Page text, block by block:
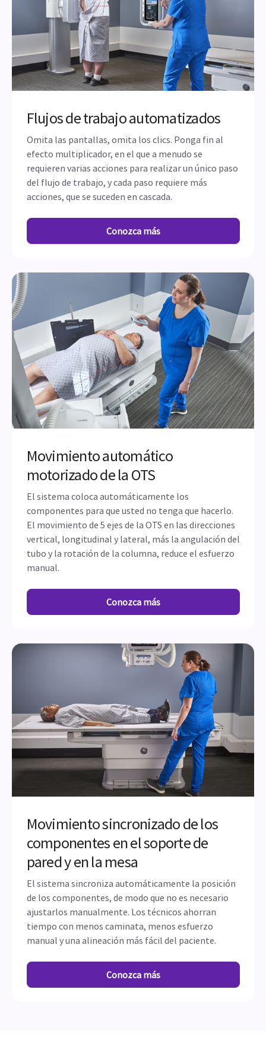
Flujos de trabajo automatizados
Omita las pantallas, omita los clics. Ponga fin al
efecto multiplicador, en el que a menudo se
requieren varias acciones para realizar un único paso
del flujo de trabajo, y cada paso requiere más
acciones, que se suceden en cascada.
Conozca más
Movimiento automático
motorizado de la OTS
El sistema coloca automáticamente los
componentes para que usted no tenga que hacerlo.
El movimiento de 5 ejes de la OTS en las direcciones
vertical, longitudinal y lateral, más la angulación del
tubo y la rotación de la columna, reduce el esfuerzo
manual.
Conozca más
Movimiento sincronizado de los
componentes en el soporte de
pared y en la mesa
El sistema sincroniza automáticamente la posición
de los componentes, de modo que no es necesario
ajustarlos manualmente. Los técnicos ahorran
tiempo con menos caminata, menos esfuerzo
manual y una alineación más fácil del paciente.
Conozca más